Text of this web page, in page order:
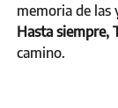
memoria de las
Hasta siempre,
camino.